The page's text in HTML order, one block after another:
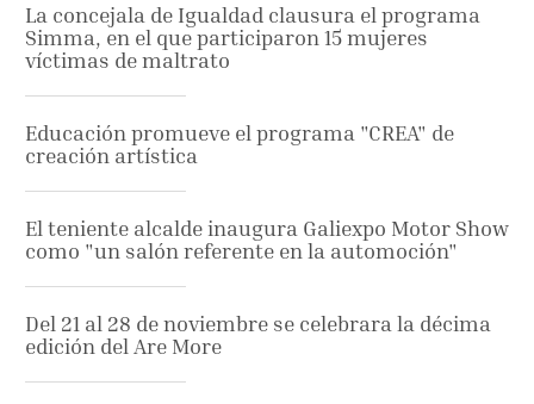
La concejala de Igualdad clausura el programa
Simma, en el que participaron 15 mujeres
víctimas de maltrato
Educación promueve el programa "CREA" de
creación artística
El teniente alcalde inaugura Galiexpo Motor Show
como "un salón referente en la automoción"
Del 21 al 28 de noviembre se celebrara la décima
edición del Are More